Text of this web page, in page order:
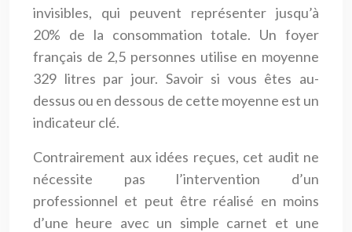
invisibles, qui peuvent représenter jusqu’à
20% de la consommation totale. Un foyer
français de 2,5 personnes utilise en moyenne
329 litres par jour. Savoir si vous êtes au-
dessus ou en dessous de cette moyenne est un
indicateur clé.
Contrairement aux idées reçues, cet audit ne
nécessite pas l’intervention d’un
professionnel et peut être réalisé en moins
d’une heure avec un simple carnet et une